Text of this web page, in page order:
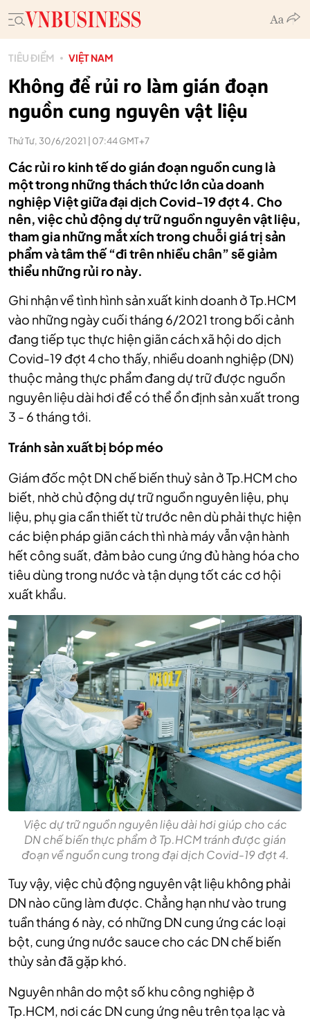
TIÊU ĐIỂM VIỆT NAM
Không để rủi ro làm gián đoạn
nguồn cung nguyên vật liệu
Thứ Tư, 30/6/2021 | 07:44 GMT+7
Các rủi ro kinh tế do gián đoạn nguồn cung là
một trong những thách thức lớn của doanh
nghiệp Việt giữa đại dịch Covid-19 đợt 4. Cho
nên, việc chủ động dự trữ nguồn nguyên vật liệu,
tham gia những mắt xích trong chuỗi giá trị sản
phẩm và tâm thế “đi trên nhiều chân” sẽ giảm
thiểu những rủi ro này.
Ghi nhận về tình hình sản xuất kinh doanh ở Tp.HCM
vào những ngày cuối tháng 6/2021 trong bối cảnh
đang tiếp tục thực hiện giãn cách xã hội do dịch
Covid-19 đợt 4 cho thấy, nhiều doanh nghiệp (DN)
thuộc mảng thực phẩm đang dự trữ được nguồn
nguyên liệu dài hơi để có thể ổn định sản xuất trong
3 - 6 tháng tới.
Tránh sản xuất bị bóp méo
Giám đốc một DN chế biến thuỷ sản ở Tp.HCM cho
biết, nhờ chủ động dự trữ nguồn nguyên liệu, phụ
liệu, phụ gia cần thiết từ trước nên dù phải thực hiện
các biện pháp giãn cách thì nhà máy vẫn vận hành
hết công suất, đảm bảo cung ứng đủ hàng hóa cho
tiêu dùng trong nước và tận dụng tốt các cơ hội
xuất khẩu.
Việc dự trữ nguồn nguyên liệu dài hơi giúp cho các
DN chế biến thực phẩm ở Tp.HCM tránh được gián
đoạn về nguồn cung trong đại dịch Covid-19 đợt 4.
Tuy vậy, việc chủ động nguyên vật liệu không phải
DN nào cũng làm được. Chẳng hạn như vào trung
tuần tháng 6 này, có những DN cung ứng các loại
bột, cung ứng nước sauce cho các DN chế biến
thủy sản đã gặp khó.
Nguyên nhân do một số khu công nghiệp ở
Tp.HCM, nơi các DN cung ứng nêu trên tọa lạc và